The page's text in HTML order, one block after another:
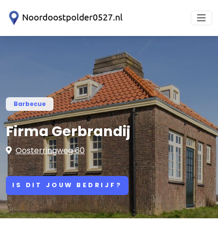
Barbecue
Firma Gerbrandij
Oosterringweg 60
IS DIT JOUW BEDRIJF?